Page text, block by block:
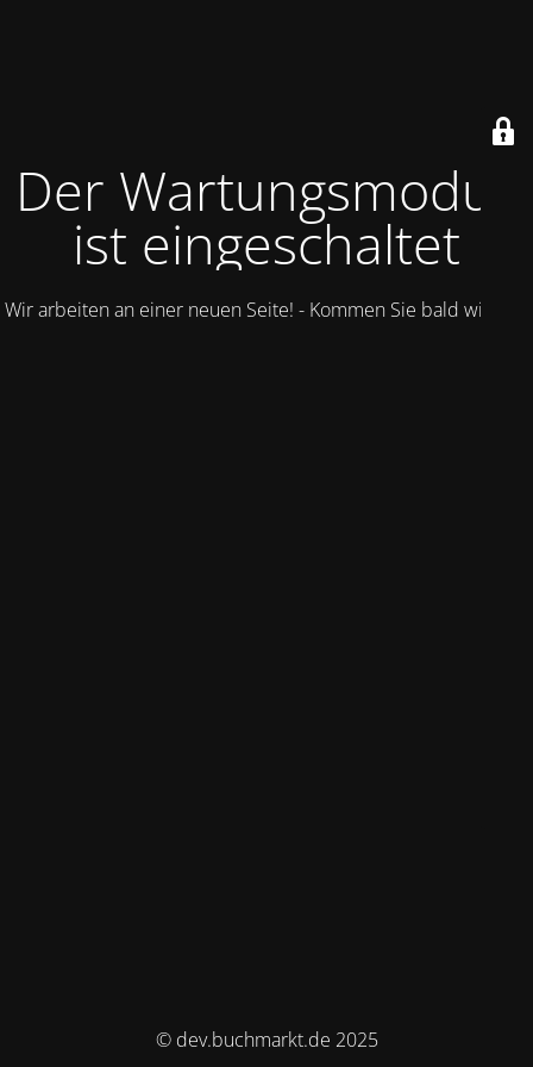
Der Wartungsmodus
ist eingeschaltet
Wir arbeiten an einer neuen Seite! - Kommen Sie bald wieder.
© dev.buchmarkt.de 2025